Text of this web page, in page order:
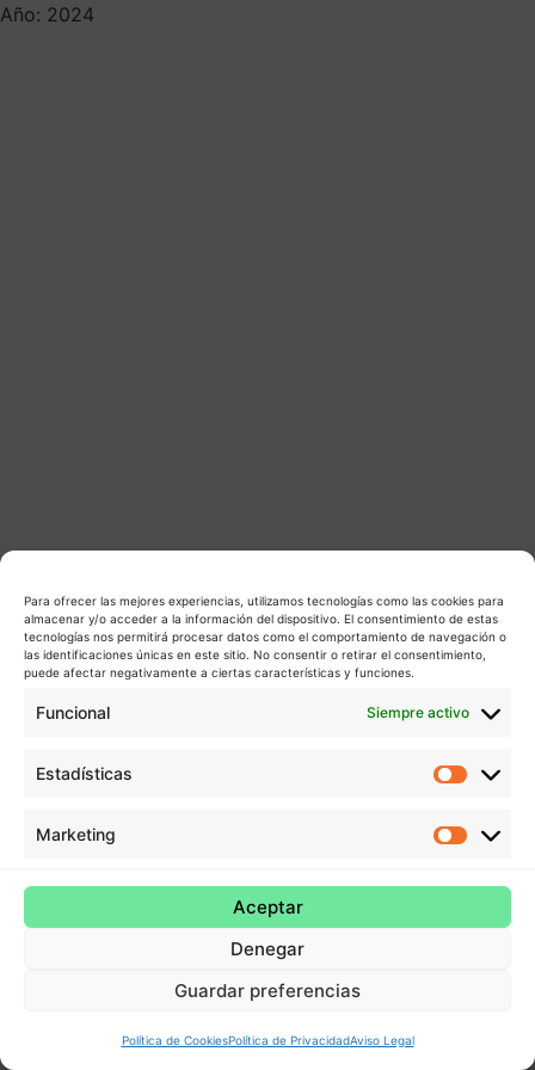
Para ofrecer las mejores experiencias, utilizamos tecnologías como las cookies para
almacenar y/o acceder a la información del dispositivo. El consentimiento de estas
tecnologías nos permitirá procesar datos como el comportamiento de navegación o
las identificaciones únicas en este sitio. No consentir o retirar el consentimiento,
puede afectar negativamente a ciertas características y funciones.
Funcional Siempre activo
Estadísticas
Marketing
Aceptar
Denegar
Guardar preferencias
Política de CookiesPolítica de PrivacidadAviso Legal
Año: 2024